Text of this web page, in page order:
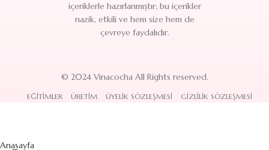
içeriklerle hazırlanmıştır; bu içerikler
nazik, etkili ve hem size hem de
çevreye faydalıdır.
© 2024 Vinacocha All Rights reserved.
EĞITIMLER ÜRETIM ÜYELIK SÖZLEŞMESI GIZLILIK SÖZLEŞMESI
Anasayfa